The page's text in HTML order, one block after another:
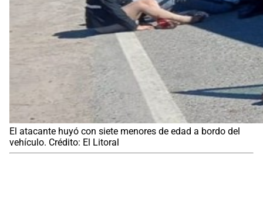
El atacante huyó con siete menores de edad a bordo del
vehículo. Crédito: El Litoral